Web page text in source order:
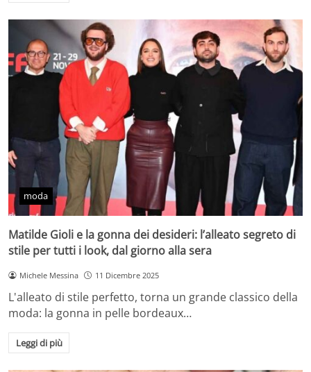
moda
Matilde Gioli e la gonna dei desideri: l’alleato segreto di
stile per tutti i look, dal giorno alla sera
Michele Messina 11 Dicembre 2025
L'alleato di stile perfetto, torna un grande classico della
moda: la gonna in pelle bordeaux…
Leggi di più